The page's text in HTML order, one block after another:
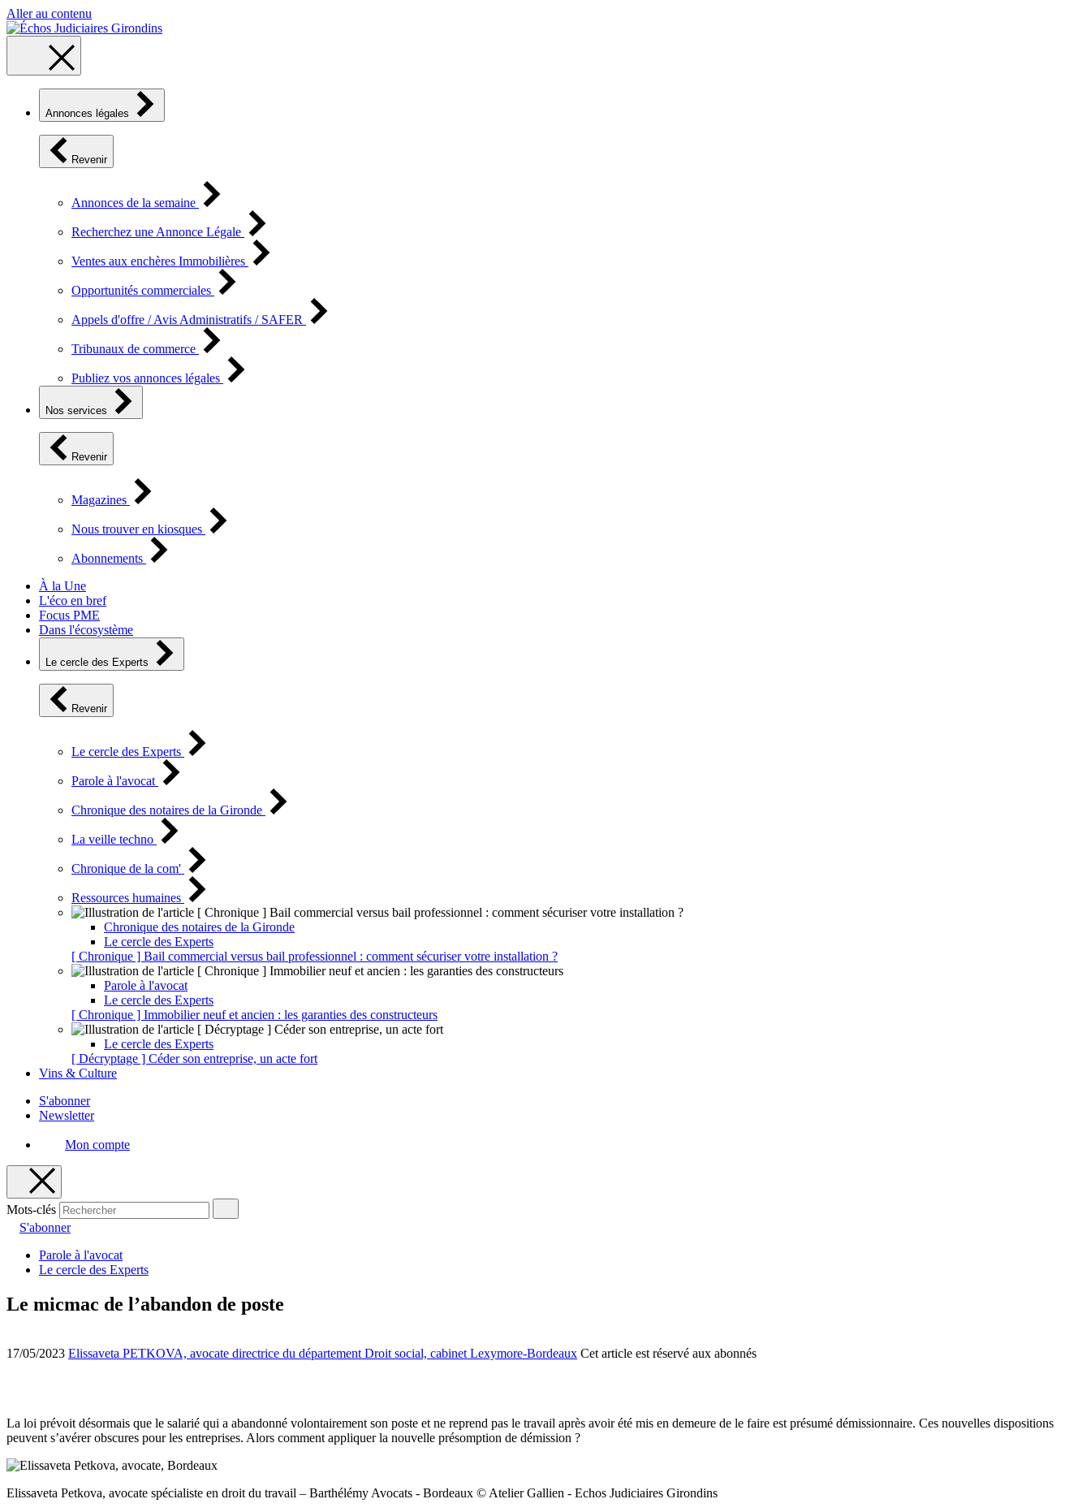
Aller au contenu
Annonces légales
Revenir
Annonces de la semaine
Recherchez une Annonce Légale
Ventes aux enchères Immobilières
Opportunités commerciales
Appels d'offre / Avis Administratifs / SAFER
Tribunaux de commerce
Publiez vos annonces légales
Nos services
Revenir
Magazines
Nous trouver en kiosques
Abonnements
À la Une
L'éco en bref
Focus PME
Dans l'écosystème
Le cercle des Experts
Revenir
Le cercle des Experts
Parole à l'avocat
Chronique des notaires de la Gironde
La veille techno
Chronique de la com'
Ressources humaines
Chronique des notaires de la Gironde
Le cercle des Experts
[ Chronique ] Bail commercial versus bail professionnel : comment sécuriser votre installation ?
Parole à l'avocat
Le cercle des Experts
[ Chronique ] Immobilier neuf et ancien : les garanties des constructeurs
Le cercle des Experts
[ Décryptage ] Céder son entreprise, un acte fort
Vins & Culture
S'abonner
Newsletter
Mon compte
Mots-clés
S'abonner
Parole à l'avocat
Le cercle des Experts
Le micmac de l’abandon de poste
17/05/2023 Elissaveta PETKOVA, avocate directrice du département Droit social, cabinet Lexymore-Bordeaux Cet article est réservé aux abonnés
La loi prévoit désormais que le salarié qui a abandonné volontairement son poste et ne reprend pas le travail après avoir été mis en demeure de le faire est présumé démissionnaire. Ces nouvelles dispositions
peuvent s’avérer obscures pour les entreprises. Alors comment appliquer la nouvelle présomption de démission ?
Elissaveta Petkova, avocate spécialiste en droit du travail – Barthélémy Avocats - Bordeaux © Atelier Gallien - Echos Judiciaires Girondins